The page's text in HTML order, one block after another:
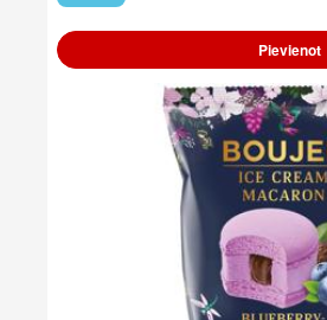
Pievienot